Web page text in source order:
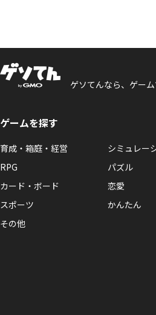
ゲソてんなら、ゲー
ゲームを探す
育成・箱庭・経営
シミュレー
RPG
パズル
カード・ボード
恋愛
スポーツ
かんたん
その他